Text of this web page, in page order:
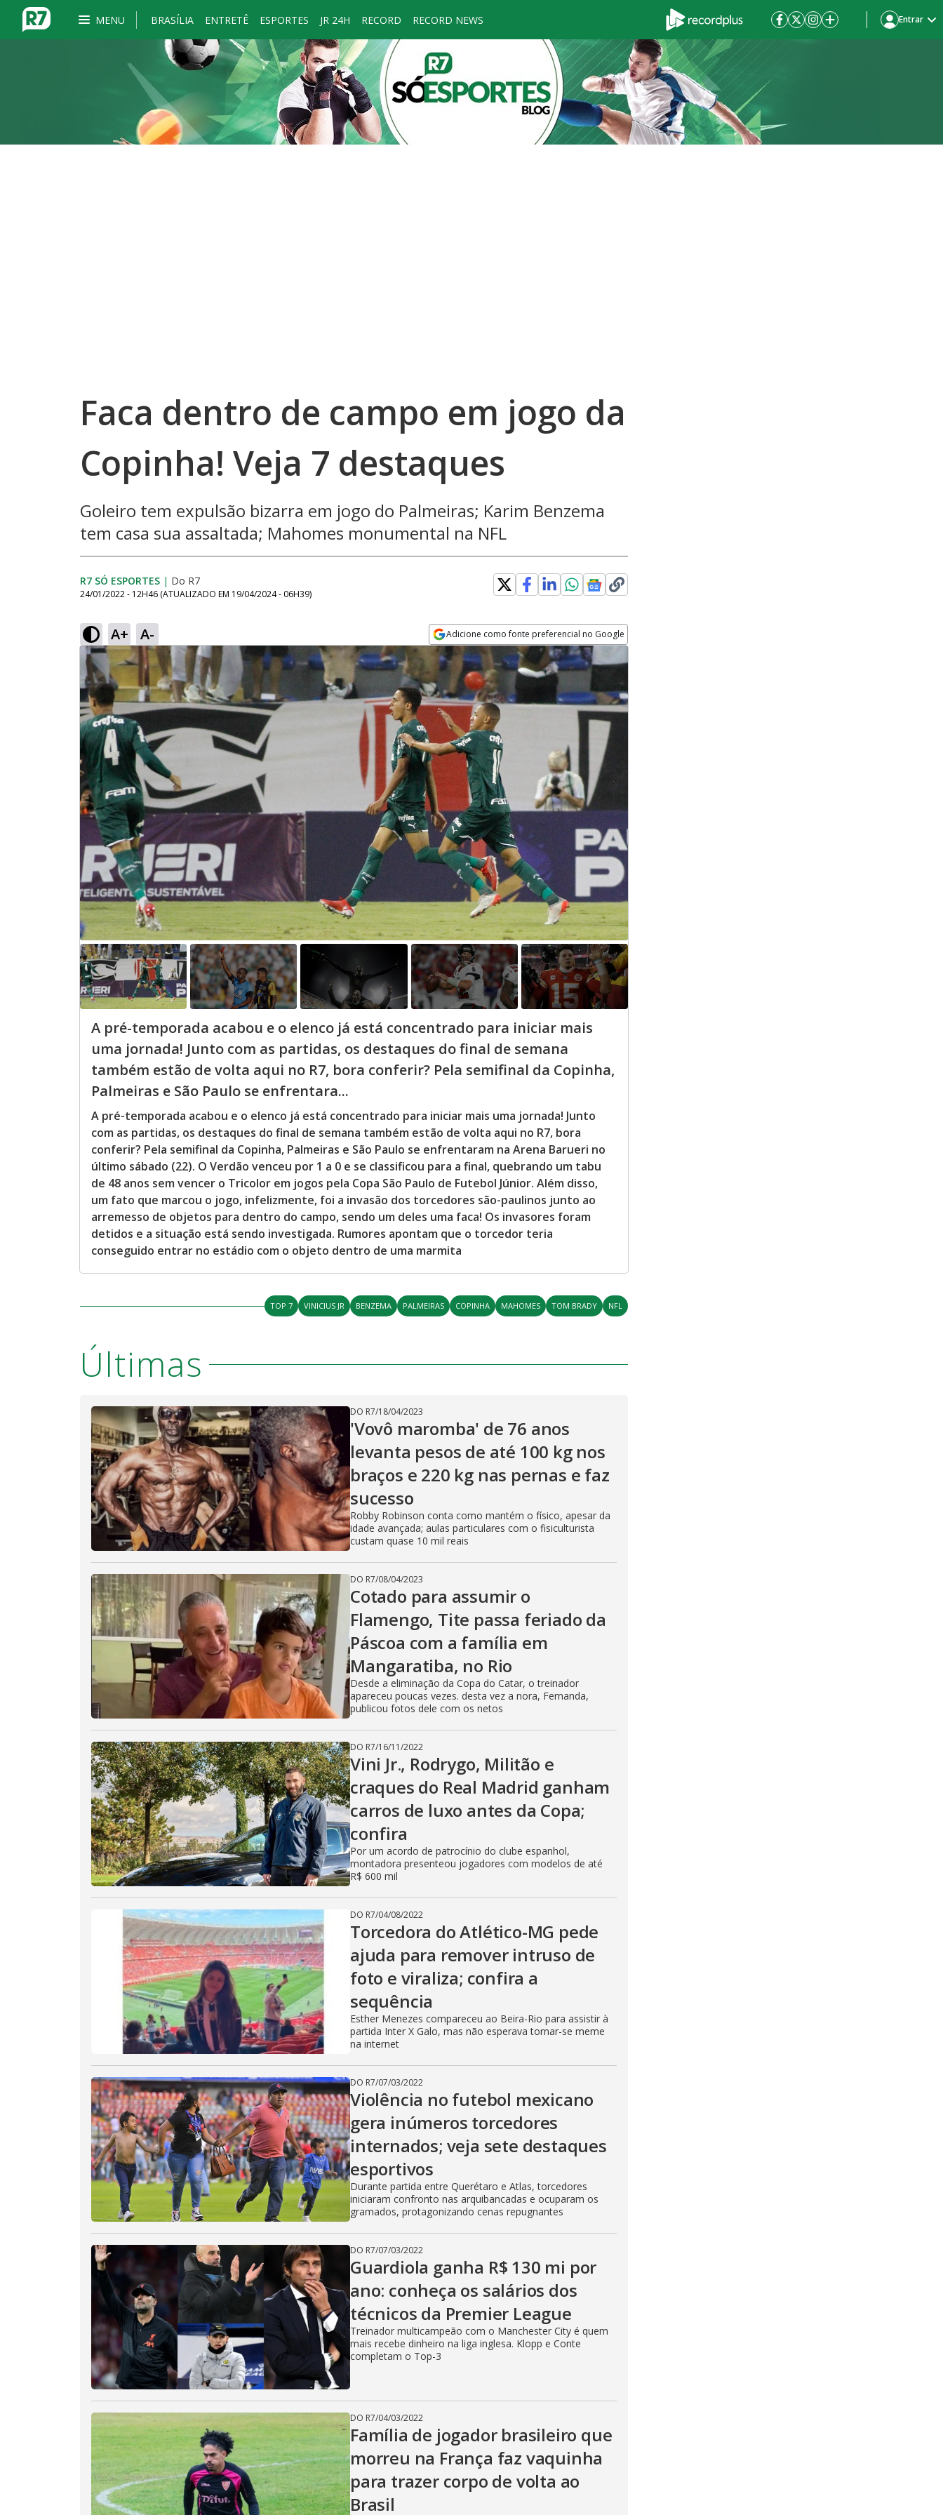
MENU BRASÍLIA ENTRETÊ ESPORTES JR 24H RECORD RECORD NEWS Entrar
Faca dentro de campo em jogo da
Copinha! Veja 7 destaques
Goleiro tem expulsão bizarra em jogo do Palmeiras; Karim Benzema
tem casa sua assaltada; Mahomes monumental na NFL
R7 SÓ ESPORTES | Do R7
24/01/2022 - 12H46 (ATUALIZADO EM 19/04/2024 - 06H39)
A+ A- Adicione como fonte preferencial no Google
Opens in new window
A pré-temporada acabou e o elenco já está concentrado para iniciar mais
uma jornada! Junto com as partidas, os destaques do final de semana
também estão de volta aqui no R7, bora conferir? Pela semifinal da Copinha,
Palmeiras e São Paulo se enfrentara...
A pré-temporada acabou e o elenco já está concentrado para iniciar mais uma jornada! Junto
com as partidas, os destaques do final de semana também estão de volta aqui no R7, bora
conferir? Pela semifinal da Copinha, Palmeiras e São Paulo se enfrentaram na Arena Barueri no
último sábado (22). O Verdão venceu por 1 a 0 e se classificou para a final, quebrando um tabu
de 48 anos sem vencer o Tricolor em jogos pela Copa São Paulo de Futebol Júnior. Além disso,
um fato que marcou o jogo, infelizmente, foi a invasão dos torcedores são-paulinos junto ao
arremesso de objetos para dentro do campo, sendo um deles uma faca! Os invasores foram
detidos e a situação está sendo investigada. Rumores apontam que o torcedor teria
conseguido entrar no estádio com o objeto dentro de uma marmita
TOP 7 VINICIUS JR BENZEMA PALMEIRAS COPINHA MAHOMES TOM BRADY NFL
Últimas
DO R7/18/04/2023
'Vovô maromba' de 76 anos
levanta pesos de até 100 kg nos
braços e 220 kg nas pernas e faz
sucesso
Robby Robinson conta como mantém o físico, apesar da
idade avançada; aulas particulares com o fisiculturista
custam quase 10 mil reais
DO R7/08/04/2023
Cotado para assumir o
Flamengo, Tite passa feriado da
Páscoa com a família em
Mangaratiba, no Rio
Desde a eliminação da Copa do Catar, o treinador
apareceu poucas vezes. desta vez a nora, Fernanda,
publicou fotos dele com os netos
DO R7/16/11/2022
Vini Jr., Rodrygo, Militão e
craques do Real Madrid ganham
carros de luxo antes da Copa;
confira
Por um acordo de patrocínio do clube espanhol,
montadora presenteou jogadores com modelos de até
R$ 600 mil
DO R7/04/08/2022
Torcedora do Atlético-MG pede
ajuda para remover intruso de
foto e viraliza; confira a
sequência
Esther Menezes compareceu ao Beira-Rio para assistir à
partida Inter X Galo, mas não esperava tornar-se meme
na internet
DO R7/07/03/2022
Violência no futebol mexicano
gera inúmeros torcedores
internados; veja sete destaques
esportivos
Durante partida entre Querétaro e Atlas, torcedores
iniciaram confronto nas arquibancadas e ocuparam os
gramados, protagonizando cenas repugnantes
DO R7/07/03/2022
Guardiola ganha R$ 130 mi por
ano: conheça os salários dos
técnicos da Premier League
Treinador multicampeão com o Manchester City é quem
mais recebe dinheiro na liga inglesa. Klopp e Conte
completam o Top-3
DO R7/04/03/2022
Família de jogador brasileiro que
morreu na França faz vaquinha
para trazer corpo de volta ao
Brasil